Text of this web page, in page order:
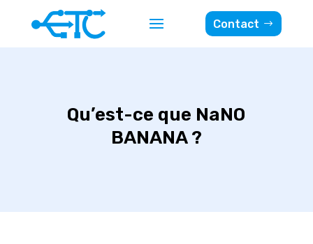
Contact
Qu’est-ce que NaNO
BANANA ?